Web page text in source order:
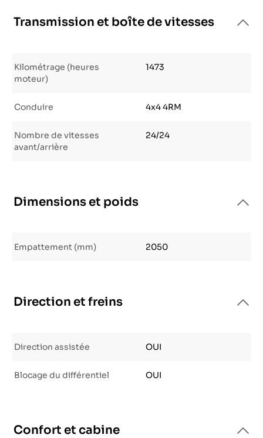
Transmission et boîte de vitesses
Kilométrage (heures
moteur)
1473
Conduire 4x4 4RM
Nombre de vitesses
avant/arrière
24/24
Dimensions et poids
Empattement (mm) 2050
Direction et freins
Direction assistée OUI
Blocage du différentiel OUI
Confort et cabine